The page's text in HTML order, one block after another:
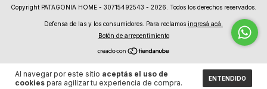
Al navegar por este sitio aceptás el uso de
cookies para agilizar tu experiencia de compra. ENTENDIDO
Copyright PATAGONIA HOME - 30715492543 - 2026. Todos los derechos reservados.
Defensa de las y los consumidores. Para reclamos ingresá acá.
Botón de arrepentimiento